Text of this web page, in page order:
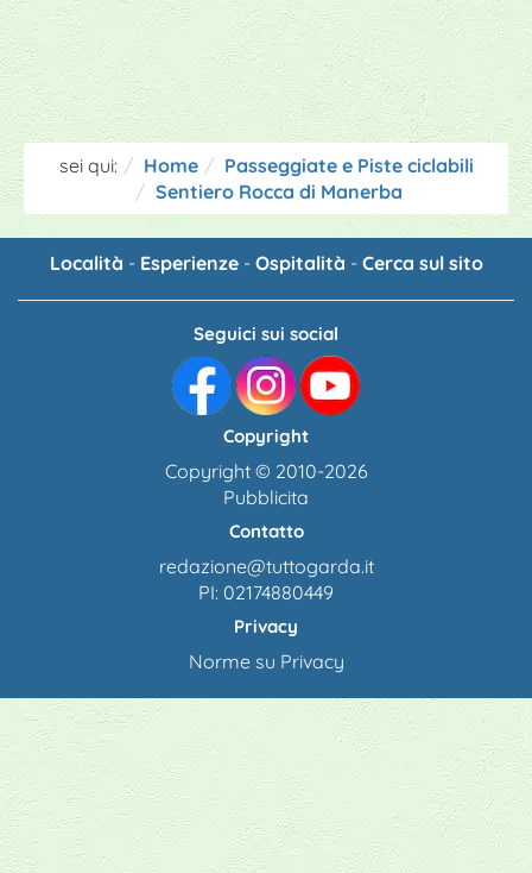
sei qui: Home
Passeggiate e Piste ciclabili
Sentiero Rocca di Manerba
Località - Esperienze- Ospitalità - Cerca sul sito
Seguici sui social
Copyright
Copyright © 2010-2026
Pubblicita
Contatto
redazione@tuttogarda.it
PI: 02174880449
Privacy
Norme su Privacy